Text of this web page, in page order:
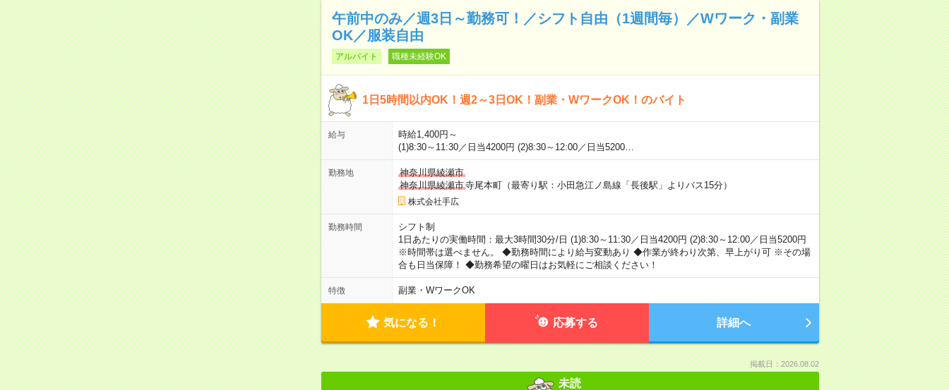
午前中のみ／週3日～勤務可！／シフト自由（1週間毎）／Wワーク・副業
OK／服装自由
アルバイト 職種未経験OK
1日5時間以内OK！週2～3日OK！副業・WワークOK！のバイト
給与
時給1,400円～
(1)8:30～11:30／日当4200円 (2)8:30～12:00／日当5200…
勤務地
神奈川県綾瀬市
神奈川県綾瀬市寺尾本町（最寄り駅：小田急江ノ島線「長後駅」よりバス15分）
株式会社手広
勤務時間
シフト制
1日あたりの実働時間：最大3時間30分/日 (1)8:30～11:30／日当4200円 (2)8:30～12:00／日当5200円
※時間帯は選べません。 ◆勤務時間により給与変動あり ◆作業が終わり次第、早上がり可 ※その場
合も日当保障！ ◆勤務希望の曜日はお気軽にご相談ください！
特徴 副業・WワークOK
気になる！ 応募する 詳細へ
掲載日：2026.08.02
未読